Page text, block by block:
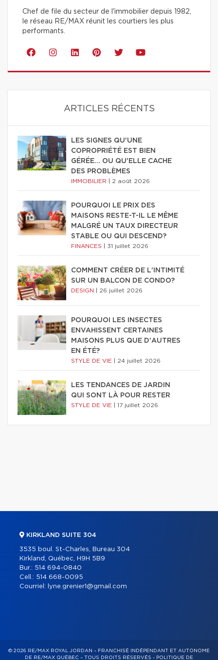
Chef de file du secteur de l'immobilier depuis 1982,
le réseau RE/MAX réunit les courtiers les plus
performants.
ARTICLES RÉCENTS
LES SIGNES QU'UNE
COPROPRIÉTÉ EST BIEN
GÉRÉE… OU QU'ELLE CACHE
DES PROBLÈMES
IMMOBILIER 2 août 2026
POURQUOI LE PRIX DES
MAISONS RESTE-T-IL LE MÊME
MALGRÉ UN TAUX DIRECTEUR
STABLE OU QUI DESCEND?
FINANCES 31 juillet 2026
COMMENT CRÉER DE L'INTIMITÉ
SUR UN BALCON DE CONDO?
DESIGN 26 juillet 2026
POURQUOI LES INSECTES
ENVAHISSENT CERTAINES
MAISONS PLUS QUE D'AUTRES
EN ÉTÉ?
STYLE DE VIE 24 juillet 2026
LES TENDANCES DE JARDIN
QUI SONT LÀ POUR RESTER
STYLE DE VIE 17 juillet 2026
KIRKLAND SUITE 304
3535 boul. St-Charles, Bureau 304
Kirkland, Québec, H9H 5B9
Bur.: 514 694-0840
Cell.: 514 668-0095
Courriel:
lyne.grenier1@gmail.com
© 2026 RE/MAX ROYAL JORDAN – FRANCHISÉ INDÉPENDANT ET AUTONOME
DE RE/MAX QUÉBEC – TOUS DROITS RÉSERVÉS - POLITIQUE DE